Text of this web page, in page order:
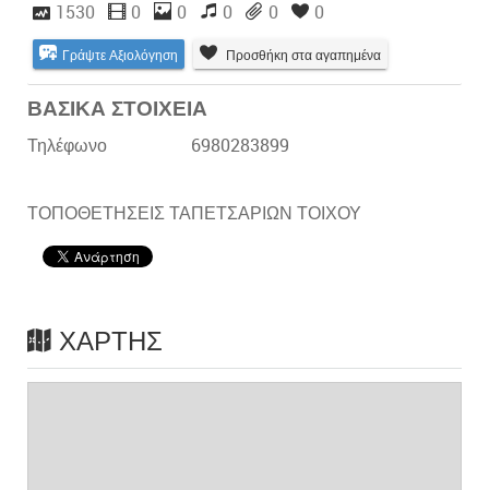
1530
0 0 0 0 0
Γράψτε Αξιολόγηση Προσθήκη στα αγαπημένα
ΒΑΣΙΚΑ ΣΤΟΙΧΕΙΑ
Τηλέφωνο 6980283899
ΤΟΠΟΘΕΤΗΣΕΙΣ ΤΑΠΕΤΣΑΡΙΩΝ ΤΟΙΧΟΥ
ΧΆΡΤΗΣ